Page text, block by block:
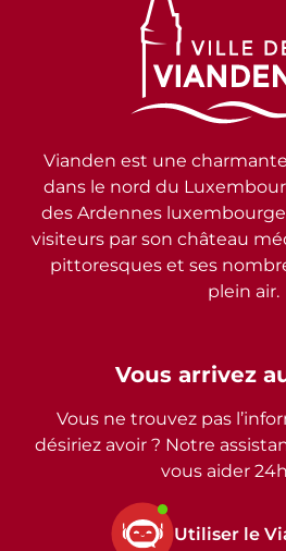
Vous arrivez
Vous ne trouvez pas
désiriez avoir ? Notre
vous aider
Utiliser le
Vianden est une
dans le nord du
des Ardennes
visiteurs par son château
pittoresques et ses
plein air.